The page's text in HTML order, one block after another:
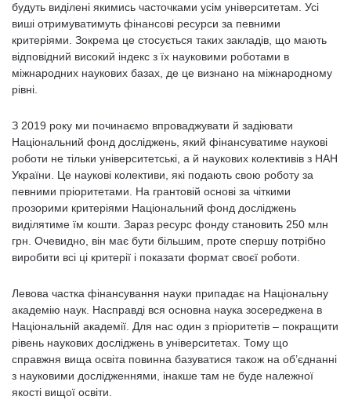
будуть виділені якимись часточками усім університетам. Усі
виші отримуватимуть фінансові ресурси за певними
критеріями. Зокрема це стосується таких закладів, що мають
відповідний високий індекс з їх науковими роботами в
міжнародних наукових базах, де це визнано на міжнародному
рівні.
З 2019 року ми починаємо впроваджувати й задіювати
Національний фонд досліджень, який фінансуватиме наукові
роботи не тільки університетські, а й наукових колективів з НАН
України. Це наукові колективи, які подають свою роботу за
певними пріоритетами. На грантовій основі за чіткими
прозорими критеріями Національний фонд досліджень
виділятиме їм кошти. Зараз ресурс фонду становить 250 млн
грн. Очевидно, він має бути більшим, проте спершу потрібно
виробити всі ці критерії і показати формат своєї роботи.
Левова частка фінансування науки припадає на Національну
академію наук. Насправді вся основна наука зосереджена в
Національній академії. Для нас один з пріоритетів – покращити
рівень наукових досліджень в університетах. Тому що
справжня вища освіта повинна базуватися також на об’єднанні
з науковими дослідженнями, інакше там не буде належної
якості вищої освіти.